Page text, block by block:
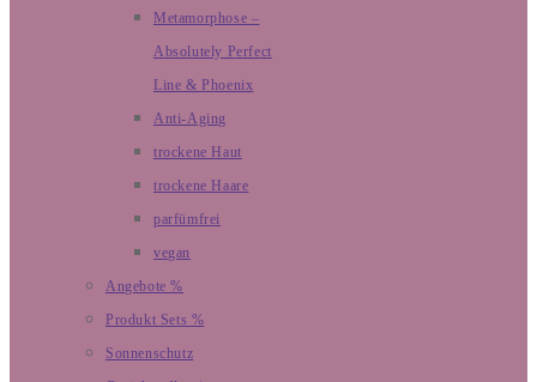
Metamorphose –
Absolutely Perfect
Line & Phoenix
Anti-Aging
trockene Haut
trockene Haare
parfümfrei
vegan
Angebote %
Produkt Sets %
Sonnenschutz